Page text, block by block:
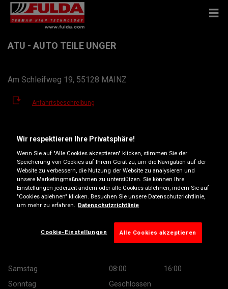
ATU - AUTO TEILE UNGER
Am Schleifweg 19, 55128 MAINZ
Anfahrtsbeschreibung
Telefonnummer anzeigen
bretzenheim@atu.de
Öffnungszeiten
Montag 07:30
18:30
Dienstag
07:30
07:30
18:30
18:30
Samstag
08:00
16:00
Sonntag
Geschlossen
Wir respektieren Ihre Privatsphäre!
Wenn Sie auf "Alle Cookies akzeptieren" klicken, stimmen Sie der
Speicherung von Cookies auf Ihrem Gerät zu, um die Navigation auf der
Website zu verbessern, die Nutzung der Website zu analysieren und
unsere Marketingmaßnahmen zu unterstützen. Sie können Ihre
Einstellungen jederzeit ändern oder alle Cookies ablehnen, indem Sie auf
"Cookies ablehnen" klicken. Besuchen Sie unsere Datenschutzrichtlinie,
um mehr zu erfahren.
Datenschutzrichtlinie
Cookie-Einstellungen Alle Cookies akzeptieren